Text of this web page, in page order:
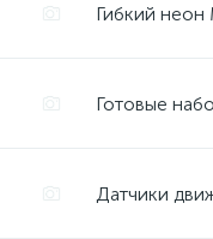
Гибкий неон
Готовые
Датчики